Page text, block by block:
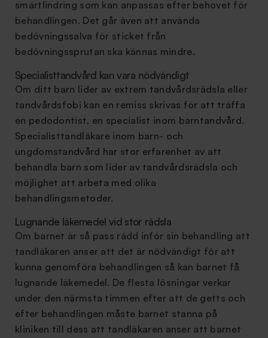
smärtlindring som kan anpassas efter behovet för
behandlingen. Det går även att använda
bedövningssalva för sticket från
bedövningssprutan ska kännas mindre.
Specialisttandvård kan vara nödvändigt
Om ditt barn lider av extrem tandvårdsrädsla eller
tandvårdsfobi kan en remiss skrivas för att träffa
en pedodontist, en specialist inom barntandvård.
Specialisttandläkare inom barn- och
ungdomstandvård har stor erfarenhet av att
behandla barn som lider av tandvårdsrädsla och
möjlighet att arbeta med olika
behandlingsmetoder.
Lugnande läkemedel vid stor rädsla
Om barnet är så pass rädd inför sin behandling att
tandläkaren anser att det är nödvändigt för att
kunna genomföra behandlingen så kan barnet få
lugnande läkemedel. De flesta lösningar verkar
under den närmsta timmen efter att de getts och
efter behandlingen måste barnet stanna på
kliniken till dess att tandläkaren anser att barnet